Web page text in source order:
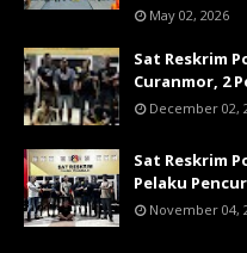
May 02, 2026
Sat Reskrim
Curanmor, 2
December 02,
Sat Reskrim
Pelaku
November 04,